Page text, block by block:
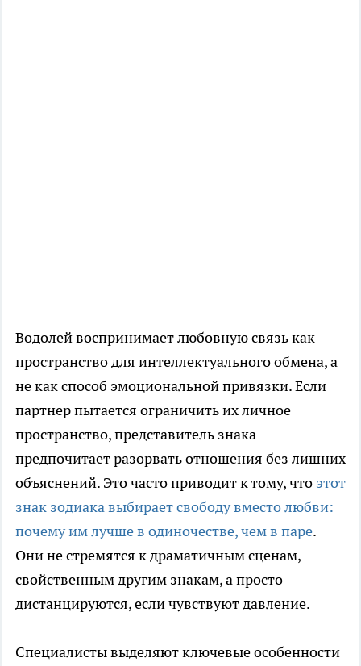
Водолей воспринимает любовную связь как
пространство для интеллектуального обмена, а
не как способ эмоциональной привязки. Если
партнер пытается ограничить их личное
пространство, представитель знака
предпочитает разорвать отношения без лишних
объяснений. Это часто приводит к тому, что этот
знак зодиака выбирает свободу вместо любви:
почему им лучше в одиночестве, чем в паре.
Они не стремятся к драматичным сценам,
свойственным другим знакам, а просто
дистанцируются, если чувствуют давление.
Специалисты выделяют ключевые особенности